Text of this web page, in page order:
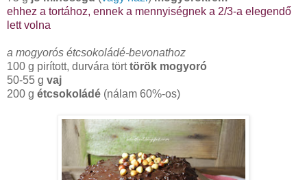
ehhez a tortához, ennek a mennyiségnek a 2/3-a elegendő
lett volna
a mogyorós étcsokoládé-bevonathoz
100 g pirított, durvára törttörök mogyoró
50-55 g vaj
200 g étcsokoládé (nálam 60%-os)